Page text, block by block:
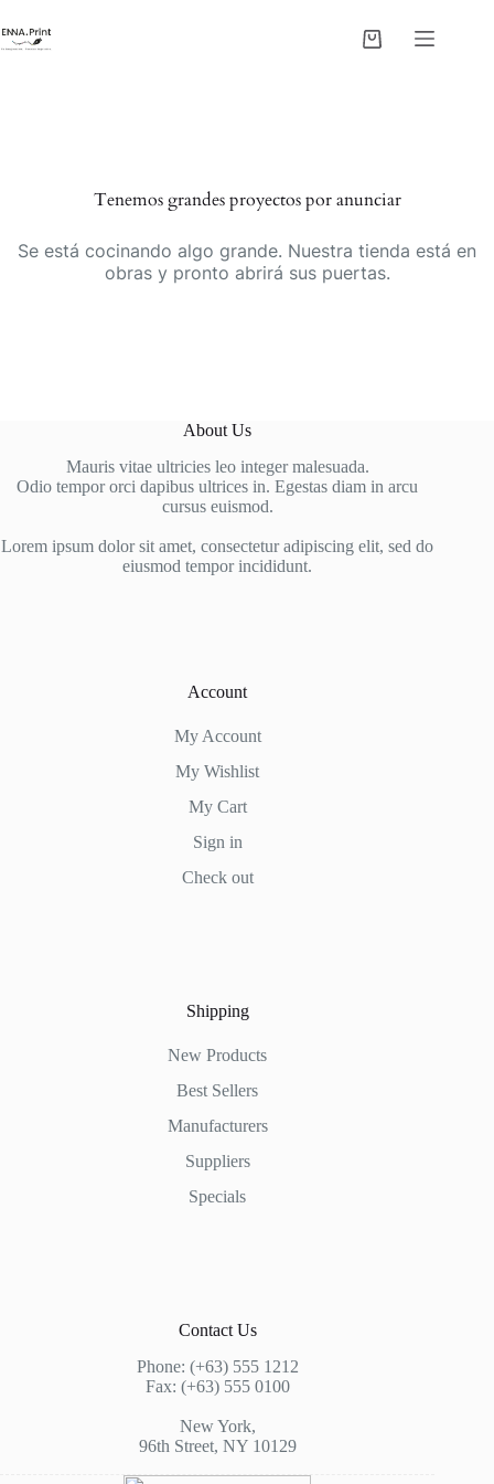
al
contenido
Carro
Tenemos grandes proyectos por anunciar
Se está cocinando algo grande. Nuestra tienda está en
obras y pronto abrirá sus puertas.
About Us
Mauris vitae ultricies leo integer malesuada.
Odio tempor orci dapibus ultrices in. Egestas diam in arcu
cursus euismod.
Lorem ipsum dolor sit amet, consectetur adipiscing elit, sed do
eiusmod tempor incididunt.
Account
My Account
My Wishlist
My Cart
Sign in
Check out
Shipping
New Products
Best Sellers
Manufacturers
Suppliers
Specials
Contact Us
Phone: (+63) 555 1212
Fax: (+63) 555 0100
New York,
96th Street, NY 10129